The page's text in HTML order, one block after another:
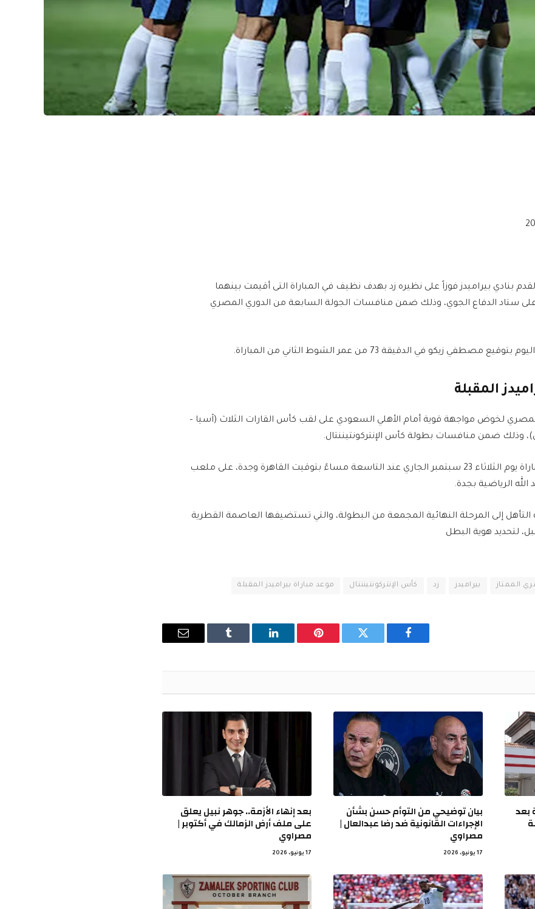
بنادي بيراميدز فوزاً على نظيره زد بهدف نظيف في المباراة التى أقيمت بينهما
ستاد الدفاع الجوي، وذلك ضمن منافسات الجولة السابعة من الدوري المصري
زيكو في الدقيقة 73 من عمر الشوط الثاني من المباراة.
المقبلة
لخوض مواجهة قوية أمام الأهلي السعودي على لقب كأس القارات الثلاث (آسيا –
وذلك ضمن منافسات بطولة كأس الإنتركونتيننتال.
ومن المقرر أن تقام المباراة يوم الثلاثاء 23 سبتمبر الجاري عند التاسعة مساءً بتوقيت القاهرة وجدة، على ملعب
الله الرياضية بجدة.
التأهل إلى المرحلة النهائية المجمعة من البطولة، والتي تستضيفها العاصمة القطرية
لتحديد هوية البطل
الممتاز بيراميدز زد كأس الإنتركونتيننتال موعد مباراة بيراميدز المقبلة
فيسبوك تويتر بينتيريستلينكدإن Tumblr
البريد
بعد بيان توضيحي من التوأم حسن بشأن
الإجراءات القانونية ضد رضا عبدالعال |
مصراوي
17 يونيو، 2026
بعد إنهاء الأزمة.. جوهر نبيل يعلق
على ملف أرض الزمالك في أكتوبر |
مصراوي
17 يونيو، 2026